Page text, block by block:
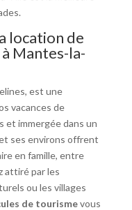
location de
Mantes-la-
est une
vacances de
et immergée dans un
ses environs offrent
en famille, entre
attiré par les
ou les villages
de tourismevous